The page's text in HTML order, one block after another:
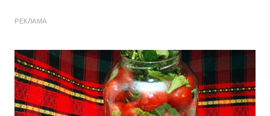
РЕКЛАМА